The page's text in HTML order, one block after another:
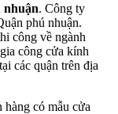
nhuận. Công ty
phú nhuận.
công về ngành
công cửa kính
các quận trên địa
có mẫu cửa